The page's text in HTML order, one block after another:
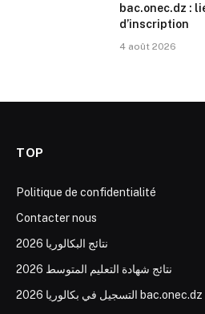
bac.onec.dz :
d’inscription
4 août 2026
TOP
Politique de confidentialité
Contacter nous
نتائج البكالوريا 2026
نتائج شهادة التعليم المتوسط 2026
التسجيل في بكالوريا 2026 bac.onec.dz